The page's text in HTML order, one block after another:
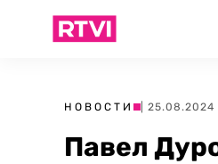
НОВОСТИ |
Павел